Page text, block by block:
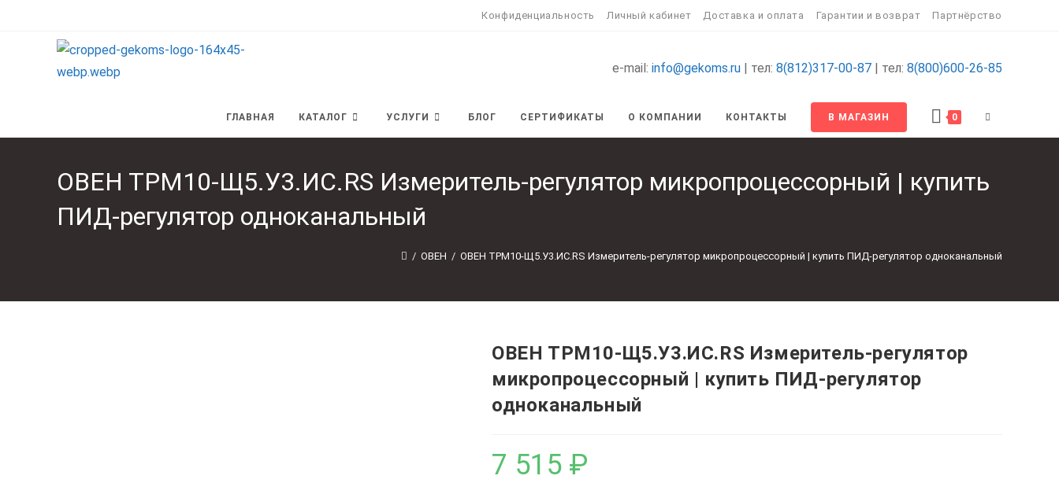
содержимому
Конфиденциальность Личный кабинет Доставка и оплата Гарантии и возврат Партнёрство
e-mail: info@gekoms.ru | тел: 8(812)317-00-87 | тел: 8(800)600-26-85
ГЛАВНАЯ КАТАЛОГ УСЛУГИ БЛОГ СЕРТИФИКАТЫ О КОМПАНИИ КОНТАКТЫ В МАГАЗИН 0
ОВЕН ТРМ10-Щ5.У3.ИС.RS Измеритель-регулятор микропроцессорный | купить
ПИД-регулятор одноканальный
/ ОВЕН / ОВЕН ТРМ10-Щ5.У3.ИС.RS Измеритель-регулятор микропроцессорный | купить ПИД-регулятор одноканальный
ОВЕН ТРМ10-Щ5.У3.ИС.RS Измеритель-регулятор
микропроцессорный | купить ПИД-регулятор
одноканальный
7 515 ₽